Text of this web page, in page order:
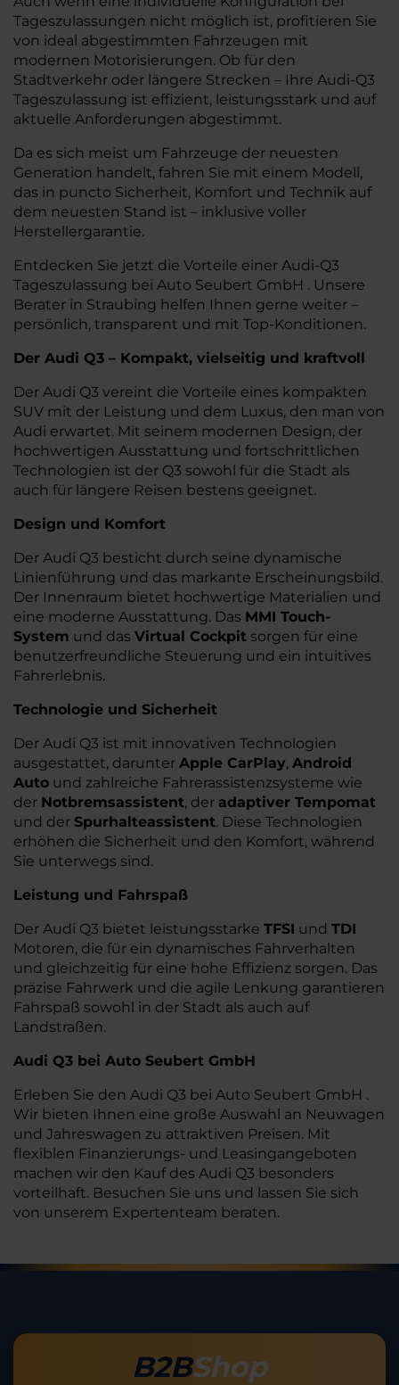
Tageszulassungen nicht möglich ist, profitieren Sie
von ideal abgestimmten Fahrzeugen mit
modernen Motorisierungen. Ob für den
Stadtverkehr oder längere Strecken – Ihre Audi-Q3
Tageszulassung ist effizient, leistungsstark und auf
aktuelle Anforderungen abgestimmt.
Da es sich meist um Fahrzeuge der neuesten
Generation handelt, fahren Sie mit einem Modell,
das in puncto Sicherheit, Komfort und Technik auf
dem neuesten Stand ist – inklusive voller
Herstellergarantie.
Entdecken Sie jetzt die Vorteile einer Audi-Q3
Tageszulassung bei Auto Seubert GmbH . Unsere
Berater in Straubing helfen Ihnen gerne weiter –
persönlich, transparent und mit Top-Konditionen.
Der Audi Q3 – Kompakt, vielseitig und kraftvoll
Der Audi Q3 vereint die Vorteile eines kompakten
SUV mit der Leistung und dem Luxus, den man von
Audi erwartet. Mit seinem modernen Design, der
hochwertigen Ausstattung und fortschrittlichen
Technologien ist der Q3 sowohl für die Stadt als
auch für längere Reisen bestens geeignet.
Design und Komfort
Der Audi Q3 besticht durch seine dynamische
Linienführung und das markante Erscheinungsbild.
Der Innenraum bietet hochwertige Materialien und
eine moderne Ausstattung. Das MMI Touch-
System und das Virtual Cockpit sorgen für eine
benutzerfreundliche Steuerung und ein intuitives
Fahrerlebnis.
Technologie und Sicherheit
Der Audi Q3 ist mit innovativen Technologien
ausgestattet, darunter Apple CarPlay, Android
Auto und zahlreiche Fahrerassistenzsysteme wie
der Notbremsassistent, der adaptiver Tempomat
und der Spurhalteassistent. Diese Technologien
erhöhen die Sicherheit und den Komfort, während
Sie unterwegs sind.
Leistung und Fahrspaß
Der Audi Q3 bietet leistungsstarke TFSI und TDI
Motoren, die für ein dynamisches Fahrverhalten
und gleichzeitig für eine hohe Effizienz sorgen. Das
präzise Fahrwerk und die agile Lenkung garantieren
Fahrspaß sowohl in der Stadt als auch auf
Landstraßen.
Audi Q3 bei Auto Seubert GmbH
Erleben Sie den Audi Q3 bei Auto Seubert GmbH .
Wir bieten Ihnen eine große Auswahl an Neuwagen
und Jahreswagen zu attraktiven Preisen. Mit
flexiblen Finanzierungs- und Leasingangeboten
machen wir den Kauf des Audi Q3 besonders
vorteilhaft. Besuchen Sie uns und lassen Sie sich
von unserem Expertenteam beraten.
B2BShop